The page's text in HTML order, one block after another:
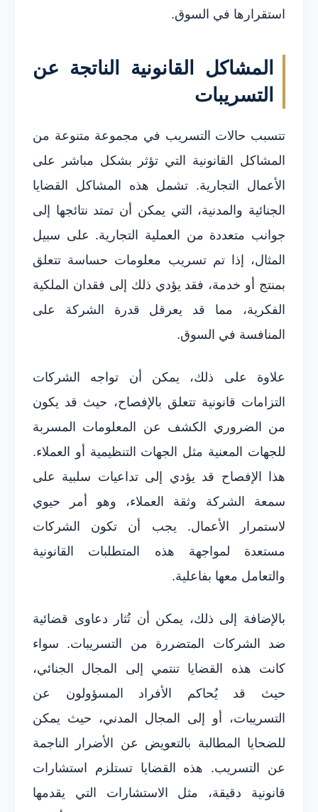
استقرارها في السوق.
المشاكل القانونية الناتجة عن
التسريبات
تتسبب حالات التسريب في مجموعة متنوعة من
المشاكل القانونية التي تؤثر بشكل مباشر على
الأعمال التجارية. تشمل هذه المشاكل القضايا
الجنائية والمدنية، التي يمكن أن تمتد نتائجها إلى
جوانب متعددة من العملية التجارية. على سبيل
المثال، إذا تم تسريب معلومات حساسة تتعلق
بمنتج أو خدمة، فقد يؤدي ذلك إلى فقدان الملكية
الفكرية، مما قد يعرقل قدرة الشركة على
المنافسة في السوق.
علاوة على ذلك، يمكن أن تواجه الشركات
التزامات قانونية تتعلق بالإفصاح، حيث قد يكون
من الضروري الكشف عن المعلومات المسربة
للجهات المعنية مثل الجهات التنظيمية أو العملاء.
هذا الإفصاح قد يؤدي إلى تداعيات سلبية على
سمعة الشركة وثقة العملاء، وهو أمر حيوي
لاستمرار الأعمال. يجب أن تكون الشركات
مستعدة لمواجهة هذه المتطلبات القانونية
والتعامل معها بفاعلية.
بالإضافة إلى ذلك، يمكن أن تُثار دعاوى قضائية
ضد الشركات المتضررة من التسريبات. سواء
كانت هذه القضايا تنتمي إلى المجال الجنائي،
حيث قد يُحاكم الأفراد المسؤولون عن
التسريبات، أو إلى المجال المدني، حيث يمكن
للضحايا المطالبة بالتعويض عن الأضرار الناجمة
عن التسريب. هذه القضايا تستلزم استشارات
قانونية دقيقة، مثل الاستشارات التي يقدمها